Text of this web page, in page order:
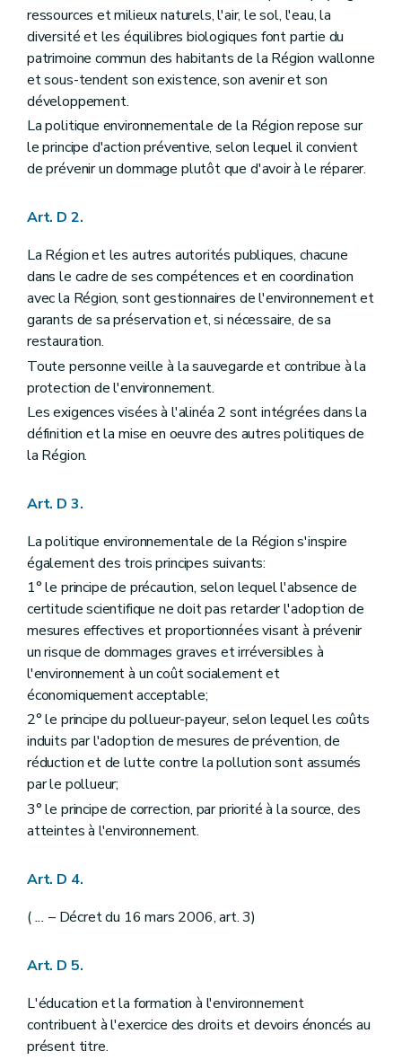
Art. D209
Art. D2010
Art. D2011
Art. D2012
Art. D2013
Art. D2014
Chapitre III Information active
Section première
Principe
Art. D2015
Art. D2016
Art. D 21
Art. D 22
Art. D 23
Art. D 24
Art. D 25
Art. D 26
Art. D 27
Art. D 28
Art. D 29
Titre III Participation du public en matière d'environnement
Chapitre premier Dispositions générales
Section première Classification des plans, programmes et projets
Chapitre II Réunion d'information
Art. D29-5
Art. D29-6
Chapitre III Enquête publique
Section première Mesures d'annonce de l'enquête publique
Sous-section première L'affichage
Art. D29-7
Sous-section 2 Informations par voie électronique, télévisée, radiophonique et de presse écrite
Art. D29-8
Art. D29-9
Sous-section 3 Notification
Art. D29-10
Art. D29-11
Sous-section 4 Publicité supplémentaire
Section 2 De l'enquête publique
Art. D29-13
Section 3 Modalités de l'accès à l'information dans le cadre de l'enquête publique
Art. D29-18
Art. D29-21
Art. D29-22
Art. D29-23
ressources et milieux naturels, l'air, le sol, l'eau, la
diversité et les équilibres biologiques font partie du
patrimoine commun des habitants de la Région wallonne
et sous-tendent son existence, son avenir et son
développement.
La politique environnementale de la Région repose sur
le principe d'action préventive, selon lequel il convient
de prévenir un dommage plutôt que d'avoir à le réparer.
Art. D 2.
La Région et les autres autorités publiques, chacune
dans le cadre de ses compétences et en coordination
avec la Région, sont gestionnaires de l'environnement et
garants de sa préservation et, si nécessaire, de sa
restauration.
Toute personne veille à la sauvegarde et contribue à la
protection de l'environnement.
Les exigences visées à l'alinéa 2 sont intégrées dans la
définition et la mise en oeuvre des autres politiques de
la Région.
Art. D 3.
La politique environnementale de la Région s'inspire
également des trois principes suivants:
1° le principe de précaution, selon lequel l'absence de
certitude scientifique ne doit pas retarder l'adoption de
mesures effectives et proportionnées visant à prévenir
un risque de dommages graves et irréversibles à
l'environnement à un coût socialement et
économiquement acceptable;
2° le principe du pollueur-payeur, selon lequel les coûts
induits par l'adoption de mesures de prévention, de
réduction et de lutte contre la pollution sont assumés
par le pollueur;
3° le principe de correction, par priorité à la source, des
atteintes à l'environnement.
Art. D 4.
(... – Décret du 16 mars 2006, art. 3)
Art. D 5.
L'éducation et la formation à l'environnement
contribuent à l'exercice des droits et devoirs énoncés au
présent titre.